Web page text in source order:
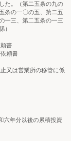
た。（第二五条の九の
条の一〇の五、第二五
一三、第二五条の一三
）
書
頼書
又は営業所の移管に係
年分以後の累積投資